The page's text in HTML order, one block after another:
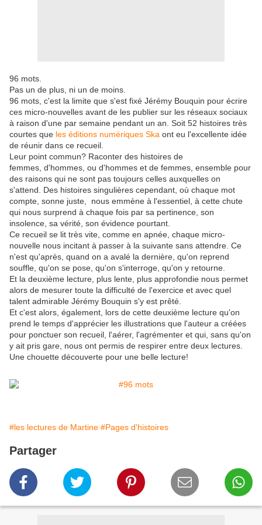
96 mots.
Pas un de plus, ni un de moins.
96 mots, c'est la limite que s'est fixé Jérémy Bouquin pour écrire
ces micro-nouvelles avant de les publier sur les réseaux sociaux
à raison d'une par semaine pendant un an. Soit 52 histoires très
courtes que les éditions numériques Ska ont eu l'excellente idée
de réunir dans ce recueil.
Leur point commun? Raconter des histoires de
femmes, d'hommes, ou d'hommes et de femmes, ensemble pour
des raisons qui ne sont pas toujours celles auxquelles on
s'attend. Des histoires singulières cependant, où chaque mot
compte, sonne juste, nous emmène à l'essentiel, à cette chute
qui nous surprend à chaque fois par sa pertinence, son
insolence, sa vérité, son évidence pourtant.
Ce recueil se lit très vite, comme en apnée, chaque micro-
nouvelle nous incitant à passer à la suivante sans attendre. Ce
n'est qu'après, quand on a avalé la dernière, qu'on reprend
souffle, qu'on se pose, qu'on s'interroge, qu'on y retourne.
Et la deuxième lecture, plus lente, plus approfondie nous permet
alors de mesurer toute la difficulté de l'exercice et avec quel
talent admirable Jérémy Bouquin s'y est prêté.
Et c'est alors, également, lors de cette deuxième lecture qu'on
prend le temps d'apprécier les illustrations que l'auteur a créées
pour ponctuer son recueil, l'aérer, l'agrémenter et qui, sans qu'on
y ait pris gare, nous ont permis de respirer entre deux lectures.
Une chouette découverte pour une belle lecture!
#les lectures de Martine #Pages d'histoires
Partager